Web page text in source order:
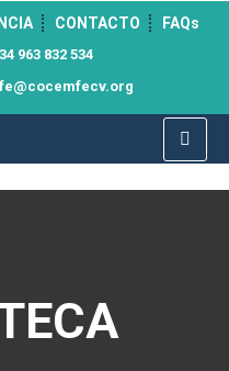
CONTACTO FAQs
963 832 534